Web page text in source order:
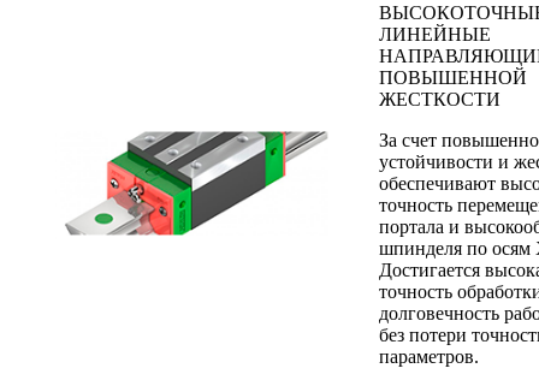
ЛИНЕЙНЫЕ
ПОВЫШЕННОЙ
ЖЕСТКОСТИ
За счет
устойчивости и
обеспечивают
точность
портала и
шпинделя по осям
Достигается
точность
долговечность
без потери
параметров.